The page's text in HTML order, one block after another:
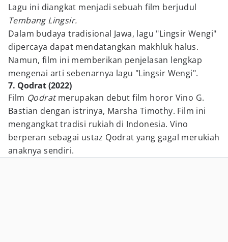
Lagu ini diangkat menjadi sebuah film berjudul
Tembang Lingsir.
Dalam budaya tradisional Jawa, lagu "Lingsir Wengi"
dipercaya dapat mendatangkan makhluk halus.
Namun, film ini memberikan penjelasan lengkap
mengenai arti sebenarnya lagu "Lingsir Wengi".
7. Qodrat (2022)
Film Qodratmerupakan debut film horor Vino G.
Bastian dengan istrinya, Marsha Timothy. Film ini
mengangkat tradisi rukiah di Indonesia. Vino
berperan sebagai ustaz Qodrat yang gagal merukiah
anaknya sendiri.